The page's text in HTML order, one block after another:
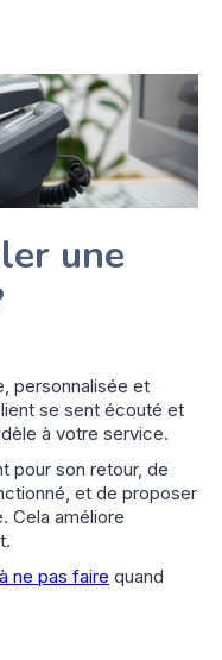
une
personnalisée et
se sent écouté et
à votre service.
pour son retour, de
et de proposer
Cela améliore
ne pas faire quand